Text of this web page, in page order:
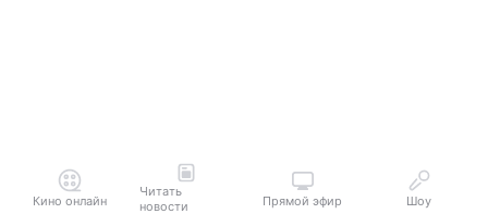
Кино онлайн
Читать
новости
Прямой эфир Шоу